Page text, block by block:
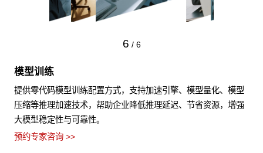
6 / 6
模型训练
提供零代码模型训练配置方式，支持加速引擎、模型量化、模型
压缩等推理加速技术，帮助企业降低推理延迟、节省资源，增强
大模型稳定性与可靠性。
预约专家咨询 >>